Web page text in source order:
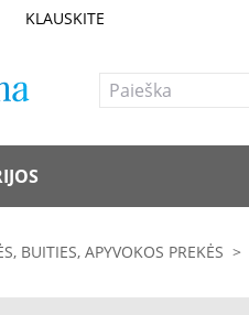
KLAUSKITE
BUITIES, APYVOKOS PREKĖS >